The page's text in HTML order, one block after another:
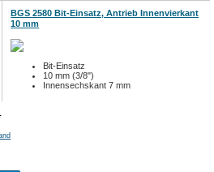
BGS 2580 Bit-Einsatz, Antrieb Innenvierkant
10 mm
Bit-Einsatz
10 mm (3/8")
Innensechskant 7 mm